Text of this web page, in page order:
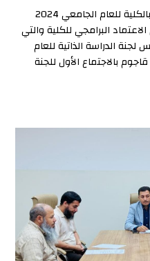
الاجتماع الأول للجنة الدراسة الذاتية بالكلية للعام الجامعي 2024
البرامجي للكلية والتي
لجنة الدراسة الذاتية للعام
قاجوم بالاجتماع الأول للجنة